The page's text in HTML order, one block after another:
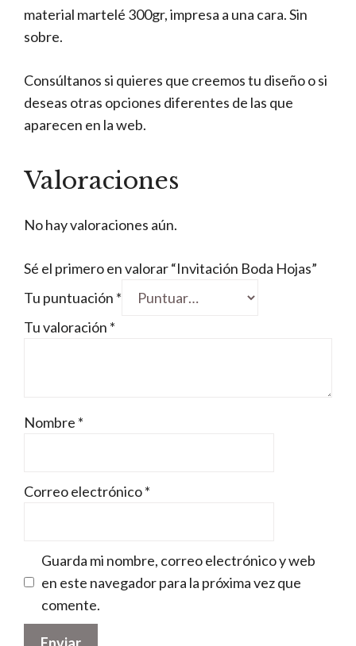
material martelé 300gr, impresa a una cara. Sin
sobre.
Consúltanos si quieres que creemos tu diseño o si
deseas otras opciones diferentes de las que
aparecen en la web.
Valoraciones
No hay valoraciones aún.
Sé el primero en valorar “Invitación Boda Hojas”
Tu puntuación *
Tu valoración *
Nombre *
Correo electrónico*
Guarda mi nombre, correo electrónico y web
en este navegador para la próxima vez que
comente.